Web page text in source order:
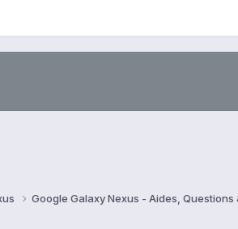
Google Galaxy Nexus - Aides,